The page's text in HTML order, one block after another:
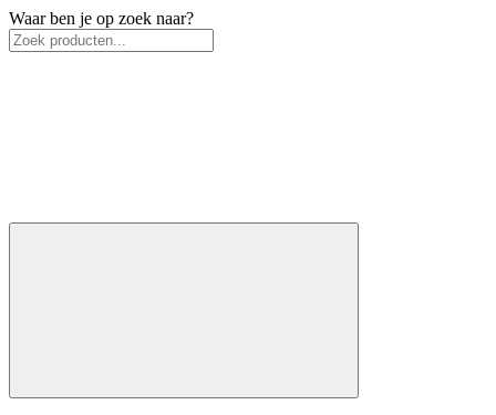
Waar ben je op zoek naar?